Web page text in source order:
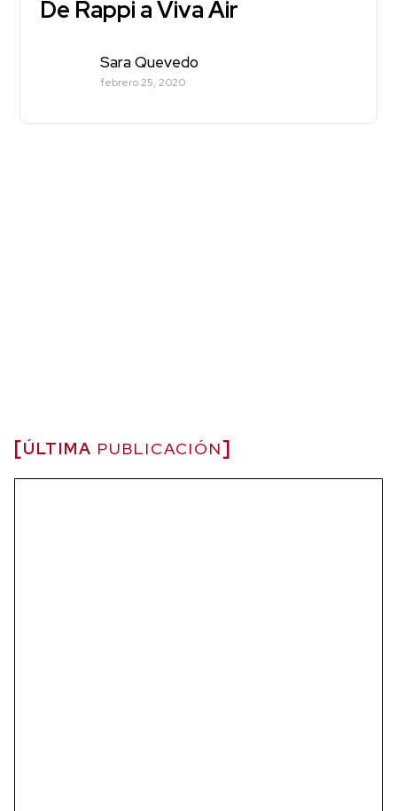
De Rappi a Viva Air
Sara Quevedo
febrero 25, 2020
ÚLTIMA PUBLICACIÓN